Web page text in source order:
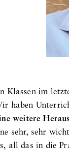
Klassen im
haben
weitere
sehr, sehr
all das in die